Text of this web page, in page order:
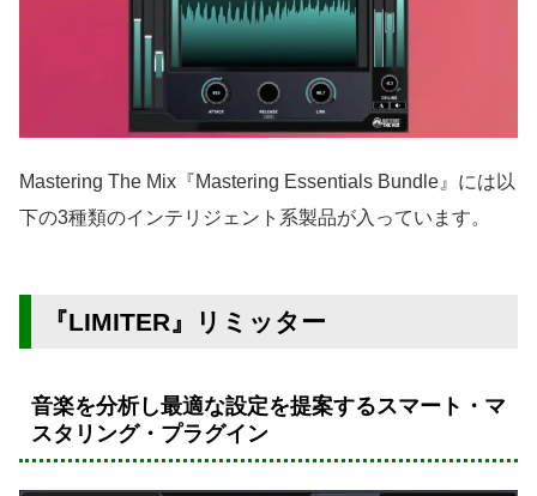
Mastering The Mix『Mastering Essentials Bundle』には以
下の3種類のインテリジェント系製品が入っています。
『LIMITER』リミッター
音楽を分析し最適な設定を提案するスマート・マ
スタリング・プラグイン